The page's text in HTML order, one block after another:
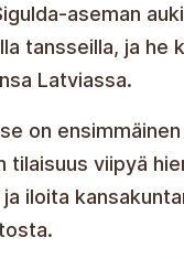
aseman
tansseilla, ja
Latviassa.
on
tilaisuus viipyä
iloita